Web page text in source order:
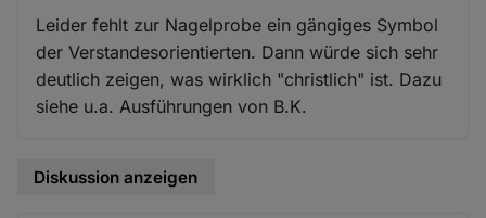
Leider fehlt zur Nagelprobe ein gängiges Symbol
der Verstandesorientierten. Dann würde sich sehr
deutlich zeigen, was wirklich "christlich" ist. Dazu
siehe u.a. Ausführungen von B.K.
Diskussion anzeigen